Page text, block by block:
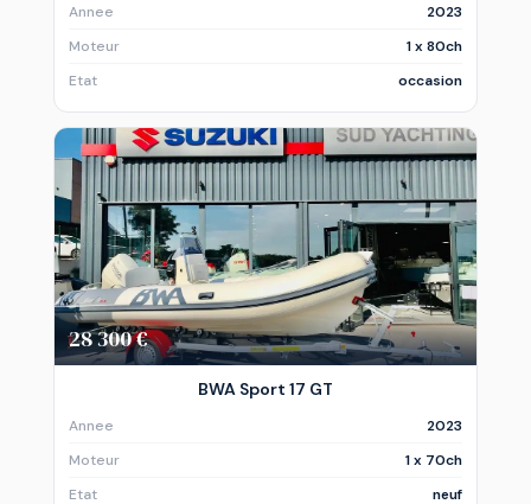
Annee
2023
Moteur
1 x 80ch
Etat
occasion
28 300 €
BWA Sport 17 GT
Annee
2023
Moteur
1 x 70ch
Etat
neuf